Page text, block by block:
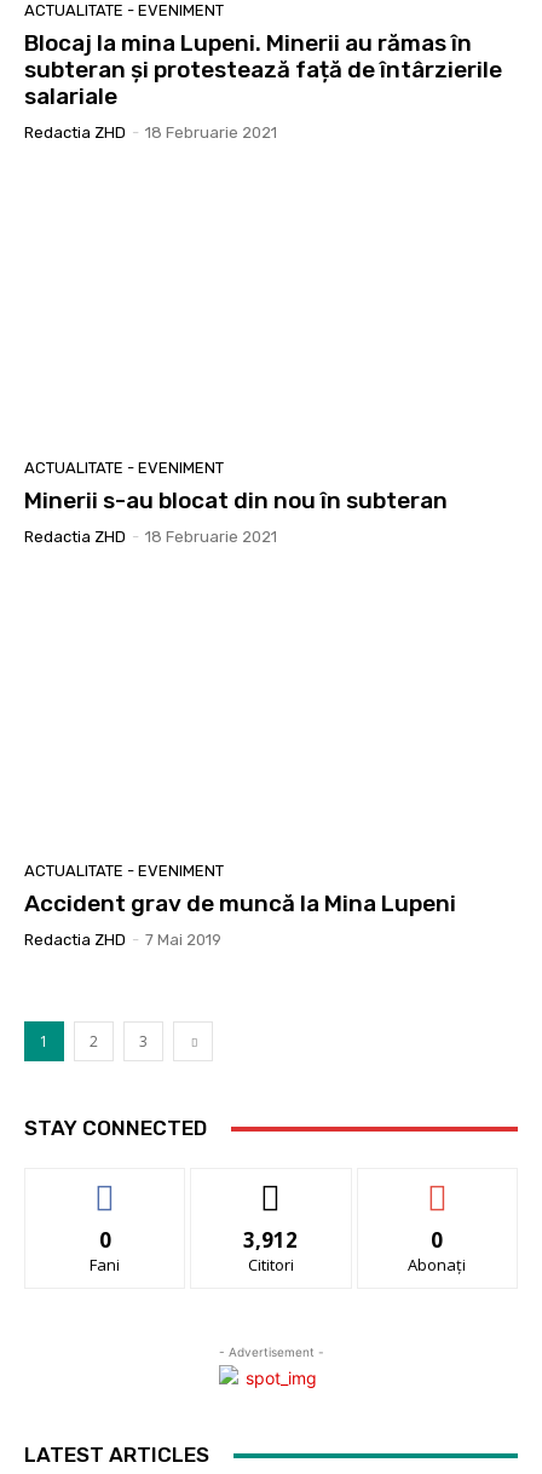
ACTUALITATE - EVENIMENT
Blocaj la mina Lupeni. Minerii au rămas în
subteran și protestează față de întârzierile
salariale
Redactia ZHD - 18 Februarie 2021
ACTUALITATE - EVENIMENT
Minerii s-au blocat din nou în subteran
Redactia ZHD - 18 Februarie 2021
ACTUALITATE - EVENIMENT
Accident grav de muncă la Mina Lupeni
Redactia ZHD - 7 Mai 2019
1 2 3
STAY CONNECTED
0
Fani
3,912
Cititori
0
Abonați
- Advertisement -
LATEST ARTICLES